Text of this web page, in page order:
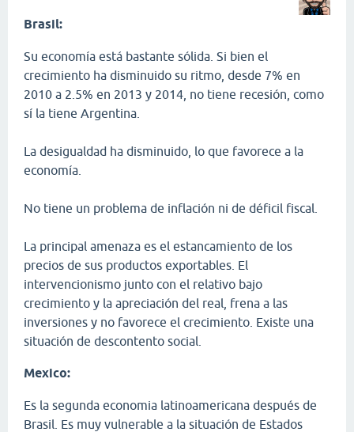
Brasil:
Su economía está bastante sólida. Si bien el
crecimiento ha disminuido su ritmo, desde 7% en
2010 a 2.5% en 2013 y 2014, no tiene recesión, como
sí la tiene Argentina.
La desigualdad ha disminuido, lo que favorece a la
economía.
No tiene un problema de inflación ni de déficil fiscal.
La principal amenaza es el estancamiento de los
precios de sus productos exportables. El
intervencionismo junto con el relativo bajo
crecimiento y la apreciación del real, frena a las
inversiones y no favorece el crecimiento. Existe una
situación de descontento social.
Mexico:
Es la segunda economia latinoamericana después de
Brasil. Es muy vulnerable a la situación de Estados